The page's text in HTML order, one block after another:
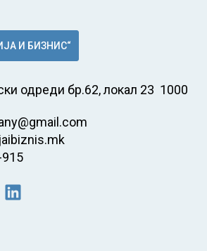
И БИЗНИС“
одреди бр.62, локал 23 1000